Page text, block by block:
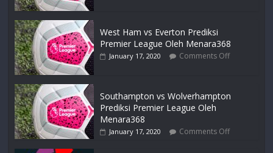
West Ham vs Everton Prediksi
Premier League Oleh Menara368
January 17, 2020 Comments Off
Southampton vs Wolverhampton
Prediksi Premier League Oleh
Menara368
January 17, 2020 Comments Off